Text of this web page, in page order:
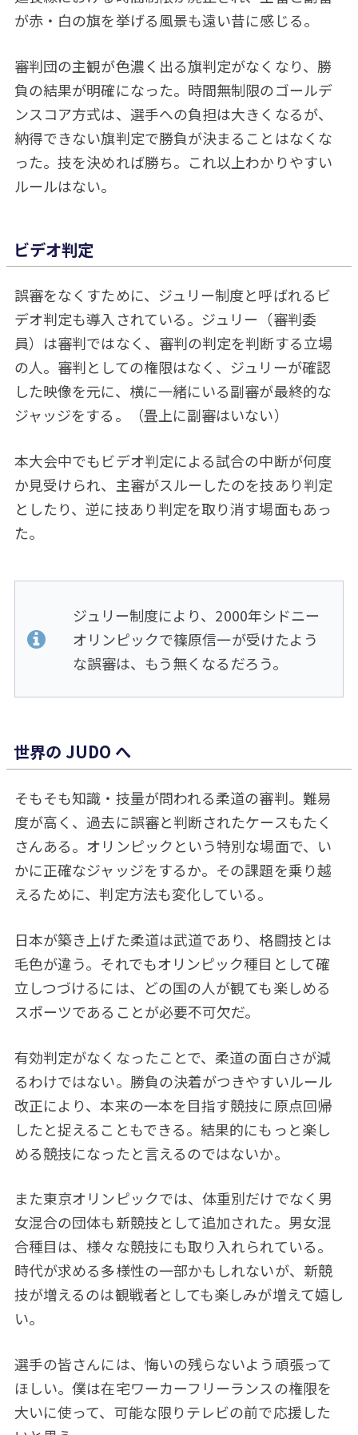
が赤・白の旗を挙げる風景も遠い昔に感じる。
審判団の主観が色濃く出る旗判定がなくなり、勝
負の結果が明確になった。時間無制限のゴールデ
ンスコア方式は、選手への負担は大きくなるが、
納得できない旗判定で勝負が決まることはなくな
った。技を決めれば勝ち。これ以上わかりやすい
ルールはない。
ビデオ判定
誤審をなくすために、ジュリー制度と呼ばれるビ
デオ判定も導入されている。ジュリー（審判委
員）は審判ではなく、審判の判定を判断する立場
の人。審判としての権限はなく、ジュリーが確認
した映像を元に、横に一緒にいる副審が最終的な
ジャッジをする。（畳上に副審はいない）
本大会中でもビデオ判定による試合の中断が何度
か見受けられ、主審がスルーしたのを技あり判定
としたり、逆に技あり判定を取り消す場面もあっ
た。
ジュリー制度により、2000年シドニー
オリンピックで篠原信一が受けたよう
な誤審は、もう無くなるだろう。
世界の JUDO へ
そもそも知識・技量が問われる柔道の審判。難易
度が高く、過去に誤審と判断されたケースもたく
さんある。オリンピックという特別な場面で、い
かに正確なジャッジをするか。その課題を乗り越
えるために、判定方法も変化している。
日本が築き上げた柔道は武道であり、格闘技とは
毛色が違う。それでもオリンピック種目として確
立しつづけるには、どの国の人が観ても楽しめる
スポーツであることが必要不可欠だ。
有効判定がなくなったことで、柔道の面白さが減
るわけではない。勝負の決着がつきやすいルール
改正により、本来の一本を目指す競技に原点回帰
したと捉えることもできる。結果的にもっと楽し
める競技になったと言えるのではないか。
また東京オリンピックでは、体重別だけでなく男
女混合の団体も新競技として追加された。男女混
合種目は、様々な競技にも取り入れられている。
時代が求める多様性の一部かもしれないが、新競
技が増えるのは観戦者としても楽しみが増えて嬉し
い。
選手の皆さんには、悔いの残らないよう頑張って
ほしい。僕は在宅ワーカーフリーランスの権限を
大いに使って、可能な限りテレビの前で応援した